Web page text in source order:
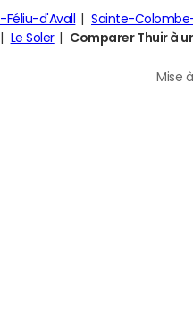
Féliu-d'Avall
Sainte-
Le Soler Comparer Thuir à
Mise